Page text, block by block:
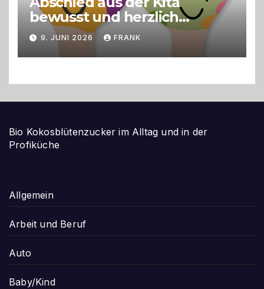
bewusst und herzlich
gestalten
9. JUNI 2026 FRANK
Bio Kokosblütenzucker im Alltag und in der
Profiküche
Allgemein
Arbeit und Beruf
Auto
Baby/Kind